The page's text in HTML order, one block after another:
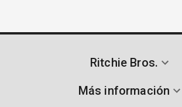
Ritchie Bros.
Más información